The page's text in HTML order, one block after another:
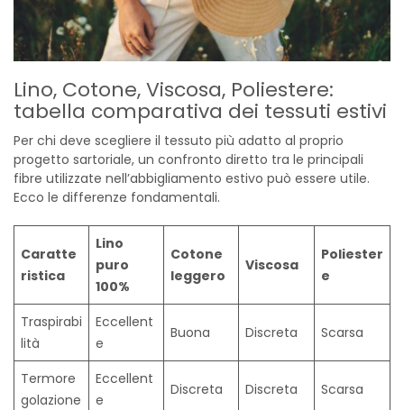
Lino, Cotone, Viscosa, Poliestere:
tabella comparativa dei tessuti estivi
Per chi deve scegliere il tessuto più adatto al proprio
progetto sartoriale, un confronto diretto tra le principali
fibre utilizzate nell’abbigliamento estivo può essere utile.
Ecco le differenze fondamentali.
Caratte
ristica
Lino
puro
100%
Cotone
leggero
Viscosa
Poliester
e
Traspirabi
lità
Eccellent
e
Buona Discreta Scarsa
Termore
golazione
Eccellent
e
Discreta Discreta Scarsa